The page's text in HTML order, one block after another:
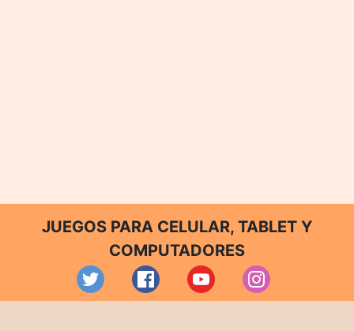
JUEGOS PARA CELULAR, TABLET Y
COMPUTADORES